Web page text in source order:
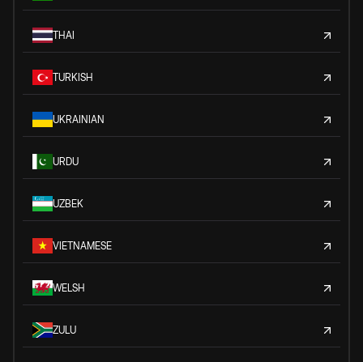
THAI
TURKISH
UKRAINIAN
URDU
UZBEK
VIETNAMESE
WELSH
ZULU